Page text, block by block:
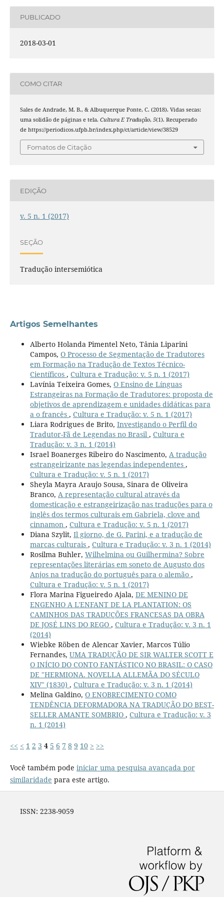
PUBLICADO
2018-03-01
COMO CITAR
Sales de Andrade, M. B., & Albuquerque Ponte, C. (2018). Vidas secas:
uma solidão de páginas e tela. Cultura E Tradução, 5(1). Recuperado
de https://periodicos.ufpb.br/index.php/ct/article/view/38529
Fomatos de Citação
EDIÇÃO
v. 5 n. 1 (2017)
SEÇÃO
Tradução intersemiótica
Artigos Semelhantes
Alberto Holanda Pimentel Neto, Tânia Liparini
Campos, O Processo de Segmentação de Tradutores
em Formação na Tradução de Textos Técnico-
Científicos , Cultura e Tradução: v. 5 n. 1 (2017)
Lavínia Teixeira Gomes, O Ensino de Línguas
Estrangeiras na Formação de Tradutores: proposta de
objetivos de aprendizagem e unidades didáticas para
a o francês , Cultura e Tradução: v. 5 n. 1 (2017)
Liara Rodrigues de Brito, Investigando o Perfil do
Tradutor-Fã de Legendas no Brasil , Cultura e
Tradução: v. 3 n. 1 (2014)
Israel Boanerges Ribeiro do Nascimento, A tradução
estrangeirizante nas legendas independentes ,
Cultura e Tradução: v. 5 n. 1 (2017)
Sheyla Mayra Araujo Sousa, Sinara de Oliveira
Branco, A representação cultural através da
domesticação e estrangeirização nas traduções para o
inglês dos termos culturais em Gabriela, clove and
cinnamon , Cultura e Tradução: v. 5 n. 1 (2017)
Diana Szylit, Il giorno, de G. Parini, e a tradução de
marcas culturais , Cultura e Tradução: v. 3 n. 1 (2014)
Rosilma Buhler, Wilhelmina ou Guilhermina? Sobre
representações literárias em soneto de Augusto dos
Anjos na tradução do português para o alemão ,
Cultura e Tradução: v. 5 n. 1 (2017)
Flora Marina Figueiredo Ajala, DE MENINO DE
ENGENHO A L'ENFANT DE LA PLANTATION: OS
CAMINHOS DAS TRADUÇÕES FRANCESAS DA OBRA
DE JOSÉ LINS DO REGO , Cultura e Tradução: v. 3 n. 1
(2014)
Wiebke Röben de Alencar Xavier, Marcos Túlio
Fernandes, UMA TRADUÇÃO DE SIR WALTER SCOTT E
O INÍCIO DO CONTO FANTÁSTICO NO BRASIL: O CASO
DE "HERMIONA. NOVELLA ALLEMÃA DO SÉCULO
XIV" (1830) , Cultura e Tradução: v. 3 n. 1 (2014)
Melina Galdino, O ENOBRECIMENTO COMO
TENDÊNCIA DEFORMADORA NA TRADUÇÃO DO BEST-
SELLER AMANTE SOMBRIO , Cultura e Tradução: v. 3
n. 1 (2014)
<< < 1 2 3 4 5 6 7 8 9 10 > >>
Você também pode iniciar uma pesquisa avançada por
similaridade para este artigo.
ISSN: 2238-9059